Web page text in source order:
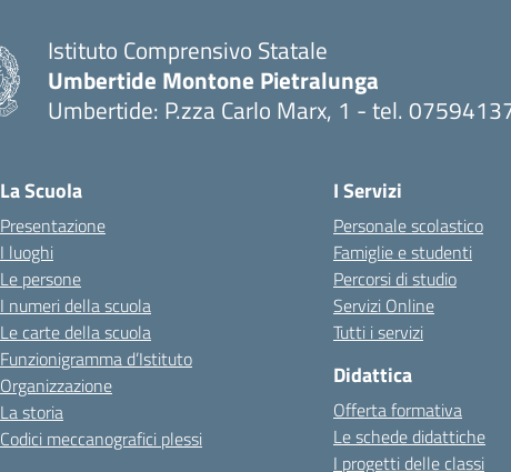
Istituto Comprensivo Statale
Umbertide Montone Pietralunga
Umbertide: P.zza Carlo Marx, 1 - tel.
La Scuola
Presentazione
I luoghi
Le persone
I numeri della scuola
Le carte della scuola
Funzionigramma d’Istituto
Organizzazione
La storia
Codici meccanografici plessi
I Servizi
Personale scolastico
Famiglie e studenti
Percorsi di studio
Servizi Online
Tutti i servizi
Didattica
Offerta formativa
Le schede didattiche
I progetti delle classi